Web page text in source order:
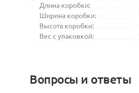
Длина коробки:
Ширина коробки:
Высота коробки:
Вес с упаковкой:
Вопросы и ответы